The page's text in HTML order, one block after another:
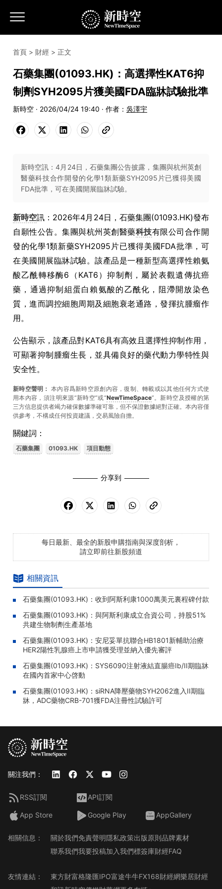
首頁 > 財經 > 正文
石藥集團(01093.HK)：高選擇性KAT6抑
制劑SYH2095片獲美國FDA臨牀試驗批準
新時空 · 2026/04/24 19:40 · 作者： 吳澤宇
新時空訊：4月24日，石藥集團公告披露，集團與杭州英創
醫藥科技合作開發的化學1類新藥SYH2095片已獲得美國
FDA批準，可在美國開展臨牀試驗。
新時空訊：2026年4月24日，石藥集團(01093.HK)發布
自願性公告。集團與杭州英創醫藥科技有限公司合作開
發的化學1類新藥SYH2095片已獲得美國FDA批準，可
在美國開展臨牀試驗。該產品是一種新型高選擇性賴氨
酸乙酰轉移酶6（KAT6）抑制劑，屬於表觀遺傳抗癌
藥，通過抑制組蛋白賴氨酸的乙酰化，阻滯開放染色
質，進而調控細胞周期及細胞衰老通路，發揮抗腫瘤作
用。
公告顯示，該產品對KAT6具有高效且選擇性抑制作用，
可顯著抑制腫瘤生長，並具備良好的藥代動力學特性與
安全性。
新時空聲明： 本內容爲新時空原創內容，復制、轉載或以其他任何方式使
用本內容，須注明來源“新時空”或“NewTimeSpace”。新時空及授權的第
三方信息提供者竭力確保數據準確可靠，但不保證數據絕對正確。本內容僅
供參考，不構成任何投資建議，交易風險自擔。
關鍵詞：
石藥集團 01093.HK 項目動態
分享到
每日最新、最全的新股申購指南與深度剖析，
請立即前往新股頻道
相關資訊
石藥集團(01093.HK)：收到阿斯利康1000萬美元裏程碑付款
石藥集團(01093.HK)：與阿斯利康成立合資公司，持股51%
共建生物制劑生產基地
石藥集團(01093.HK)：安尼妥單抗聯合HB1801新輔助治療
HER2陽性乳腺癌上市申請獲受理並納入優先審評
石藥集團(01093.HK)：SYS6090注射液結直腸癌Ib/II期臨牀
在國內首家中心啓動
石藥集團(01093.HK)：siRNA降壓藥物SYH2062進入II期臨
牀，ADC藥物CRB-701獲FDA注冊性試驗許可
關注我們：
RSS訂閱 API訂閱
App Store Google Play AppGallery
相關信息： 關於我們免責聲明隱私政策出版原則品牌素材
聯系我們我要投稿加入我們標簽庫財經FAQ
友情連結： 東方財富格隆匯IPO富途牛牛FX168財經網樂居財經